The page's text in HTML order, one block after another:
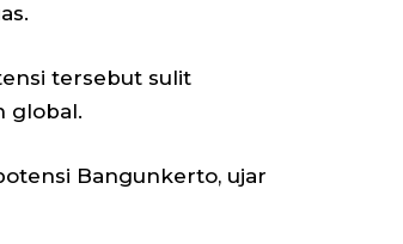
tersebut sulit
global.
Bangunkerto, ujar